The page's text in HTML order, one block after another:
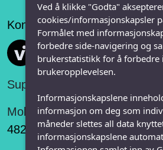
Konseptet er levert av
Vi FRITID
Support:
Mobil:
482 75 848
Ved å klikke "Godta"
cookies/informasjonskapsler
Formålet med
forbedre side-navigering og
brukerstatistikk for å forbedre
brukeropplevelsen.
Informasjonskapslene
informasjon om deg som
måneder slettes all data
informasjonskapslene